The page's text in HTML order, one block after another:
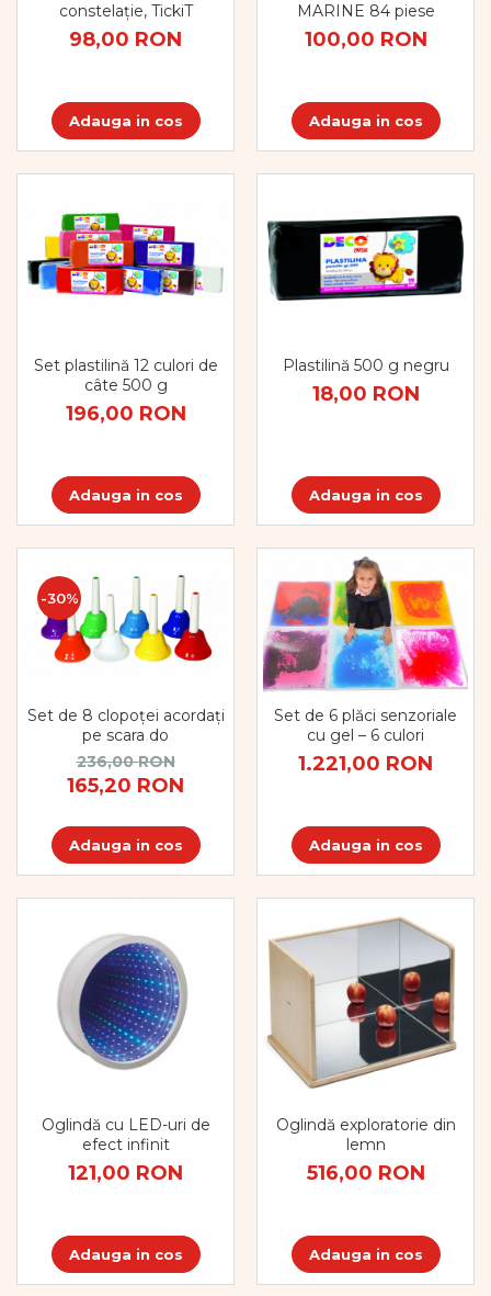
constelație, TickiT
98,00 RON
Adauga in cos
MARINE 84 piese
100,00 RON
Adauga in cos
Set plastilină 12 culori de
câte 500 g
196,00 RON
Adauga in cos
Plastilină 500 g negru
18,00 RON
Adauga in cos
-30%
Set de 8 clopoței acordați
pe scara do
236,00 RON
165,20 RON
Adauga in cos
Set de 6 plăci senzoriale
cu gel – 6 culori
1.221,00 RON
Adauga in cos
Oglindă cu LED-uri de
efect infinit
121,00 RON
Adauga in cos
Oglindă exploratorie din
lemn
516,00 RON
Adauga in cos